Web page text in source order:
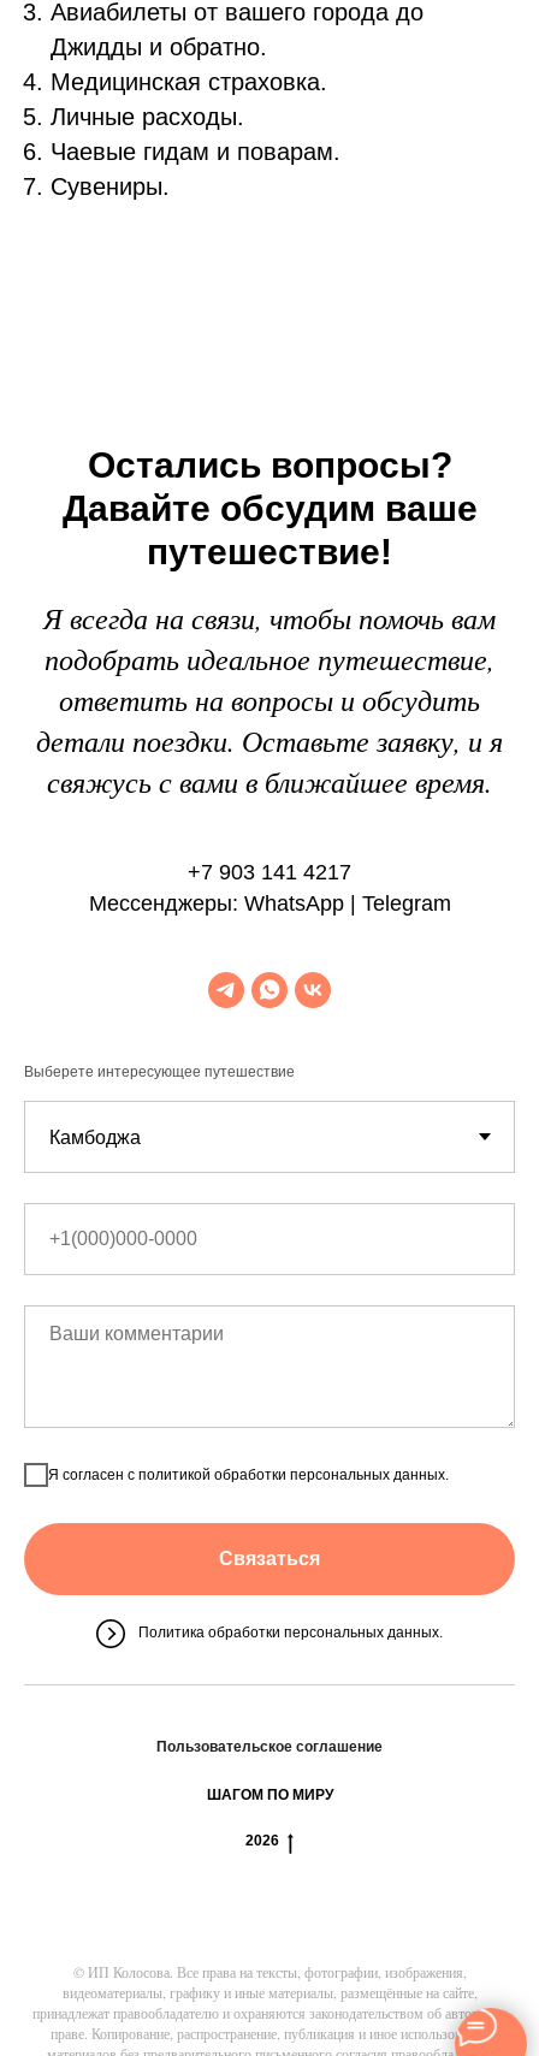
Авиабилеты от вашего города до
Джидды и обратно.
Медицинская страховка.
Личные расходы.
Чаевые гидам и поварам.
Сувениры.
Остались вопросы?
Давайте обсудим ваше
путешествие!
Я всегда на связи, чтобы помочь вам
подобрать идеальное путешествие,
ответить на вопросы и обсудить
детали поездки. Оставьте заявку, и я
свяжусь с вами в ближайшее время.
+7 903 141 4217
Мессенджеры: WhatsApp | Telegram
Выберете интересующее путешествие
Я согласен с политикой обработки персональных данных.
Связаться
Политика обработки персональных данных.
Пользовательское соглашение
ШАГОМ ПО МИРУ
2026
© ИП Колосова. Все права на тексты, фотографии, изображения,
видеоматериалы, графику и иные материалы, размещённые на сайте,
принадлежат правообладателю и охраняются законодательством об авторском
праве. Копирование, распространение, публикация и иное использование